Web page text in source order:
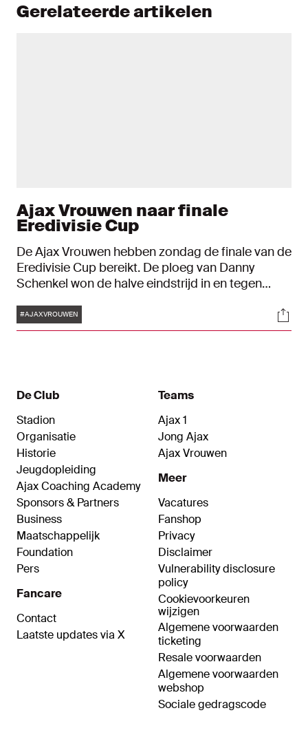
Gerelateerde artikelen
Ajax Vrouwen naar finale
Eredivisie Cup
De Ajax Vrouwen hebben zondag de finale van de
Eredivisie Cup bereikt. De ploeg van Danny
Schenkel won de halve eindstrijd in en tegen
Tags
#AJAXVROUWEN
De Club
Stadion
Organisatie
Historie
Jeugdopleiding
Ajax Coaching Academy
Sponsors & Partners
Business
Maatschappelijk
Foundation
Pers
Fancare
Contact
Laatste updates via X
Teams
Ajax 1
Jong Ajax
Ajax Vrouwen
Meer
Vacatures
Fanshop
Privacy
Disclaimer
Vulnerability disclosure
policy
Cookievoorkeuren
wijzigen
Algemene voorwaarden
ticketing
Resale voorwaarden
Algemene voorwaarden
webshop
Sociale gedragscode